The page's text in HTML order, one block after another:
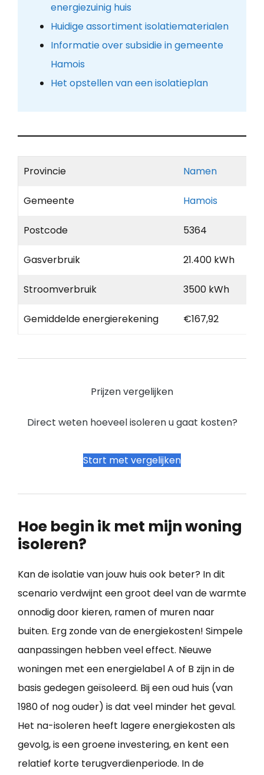
energiezuinig huis
Huidige assortiment isolatiematerialen
Informatie over subsidie in gemeente
Hamois
Het opstellen van een isolatieplan
Provincie Namen
Gemeente Hamois
Postcode 5364
Gasverbruik 21.400 kWh
Stroomverbruik 3500 kWh
Gemiddelde energierekening €167,92
Prijzen vergelijken
Direct weten hoeveel isoleren u gaat kosten?
Start met vergelijken
Hoe begin ik met mijn woning
isoleren?
Kan de isolatie van jouw huis ook beter? In dit
scenario verdwijnt een groot deel van de warmte
onnodig door kieren, ramen of muren naar
buiten. Erg zonde van de energiekosten! Simpele
aanpassingen hebben veel effect. Nieuwe
woningen met een energielabel A of B zijn in de
basis gedegen geïsoleerd. Bij een oud huis (van
1980 of nog ouder) is dat veel minder het geval.
Het na-isoleren heeft lagere energiekosten als
gevolg, is een groene investering, en kent een
relatief korte terugverdienperiode. In de